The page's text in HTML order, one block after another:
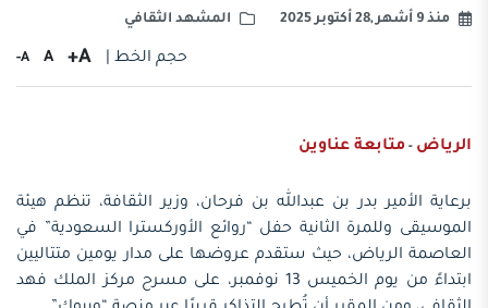
منذ 9 أشهر ,28 أكتوبر 2025 المشهد الثقافي
حجم الخط | A+
A
A-
الرياض - متابعة عناوين
برعاية الأمير بدر بن عبدالله بن فرحان، وزير الثقافة، تنظم هيئة
الموسيقى وللمرة الثانية حفل “روائع الأوركسترا السعودية” في
العاصمة الرياض، حيث ستقدم عروضها على مدار يومين متتاليين
ابتداءً من يوم الخميس 13 نوفمبر، على مسرح مركز الملك فهد